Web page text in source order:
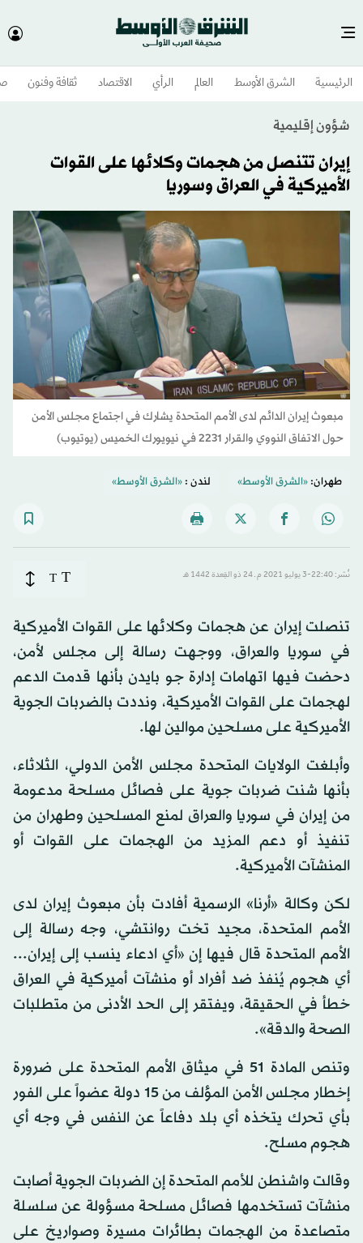
الرئيسية الشرق الأوسط​ العالم الرأي الاقتصاد ثقافة وفنون
شؤون إقليمية
إيران تتنصل من هجمات وكلائها على القوات
الأميركية في العراق وسوريا
مبعوث إيران الدائم لدى الأمم المتحدة يشارك في اجتماع مجلس الأمن
حول الاتفاق النووي والقرار 2231 في نيويورك الخميس (يوتيوب)
طهران:«الشرق الأوسط» لندن :«الشرق الأوسط»
نُشر: 22:40-3 يوليو 2021 م ـ 24 ذو القِعدة 1442 هـ T
T
تنصلت إيران عن هجمات وكلائها على القوات الأميركية
في سوريا والعراق، ووجهت رسالة إلى مجلس لأمن،
دحضت فيها اتهامات إدارة جو بايدن بأنها قدمت الدعم
لهجمات على القوات الأميركية، ونددت بالضربات الجوية
الأميركية على مسلحين موالين لها.
وأبلغت الولايات المتحدة مجلس الأمن الدولي، الثلاثاء،
بأنها شنت ضربات جوية على فصائل مسلحة مدعومة
من إيران في سوريا والعراق لمنع المسلحين وطهران من
تنفيذ أو دعم المزيد من الهجمات على القوات أو
المنشآت الأميركية.
لكن وكالة «أرنا» الرسمية أفادت بأن مبعوث إيران لدى
الأمم المتحدة، مجيد تخت روانتشي، وجه رسالة إلى
الأمم المتحدة قال فيها إن «أي ادعاء ينسب إلى إيران...
أي هجوم يُنفذ ضد أفراد أو منشآت أميركية في العراق
خطأ في الحقيقة، ويفتقر إلى الحد الأدنى من متطلبات
الصحة والدقة».
وتنص المادة 51 في ميثاق الأمم المتحدة على ضرورة
إخطار مجلس الأمن المؤلف من 15 دولة عضواً على الفور
بأي تحرك يتخذه أي بلد دفاعاً عن النفس في وجه أي
هجوم مسلح.
وقالت واشنطن للأمم المتحدة إن الضربات الجوية أصابت
منشآت تستخدمها فصائل مسلحة مسؤولة عن سلسلة
متصاعدة من الهجمات بطائرات مسيرة وصواريخ على